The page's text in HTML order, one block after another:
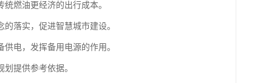
燃油更经济的出行成本。
落实，促进智慧城市建设。
电，发挥备用电源的作用。
提供参考依据。